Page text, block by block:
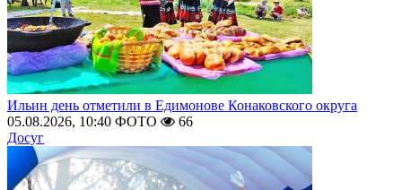
Ильин день отметили в Едимонове Конаковского округа
05.08.2026, 10:40 ФОТО
66
Досуг